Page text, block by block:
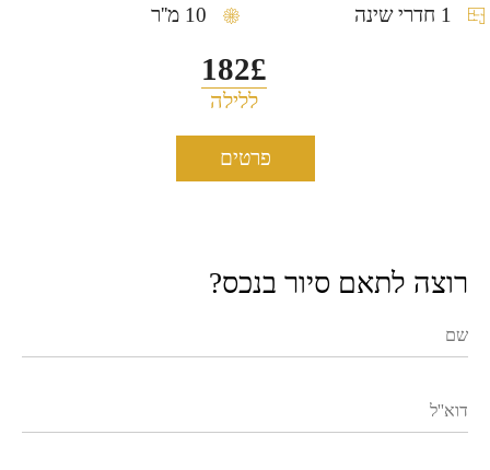
10 מ''ר
182£
ללילה
פרטים
רוצה לתאם סיור בנכס?